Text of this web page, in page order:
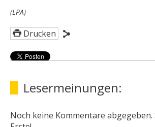
(LPA)
Drucken
Lesermeinungen:
Noch keine Kommentare abgegeben.